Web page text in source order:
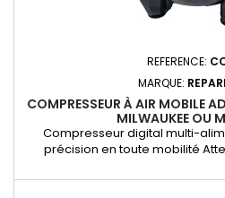
REFERENCE:
MARQUE:
COMPRESSEUR À AIR MOBILE
MILWAUKEE OU
Compresseur digital multi-
précision en toute mobilité
capable de fonctionner avec